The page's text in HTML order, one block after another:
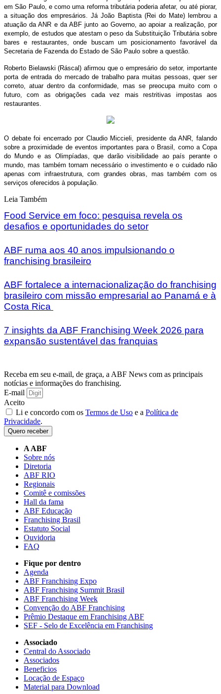
em São Paulo, e como uma reforma tributária poderia afetar, ou até piorar,
a situação dos empresários. Já João Baptista (Rei do Mate) lembrou a
atuação da ANR e da ABF junto ao Governo, ao apoiar a realização, por
exemplo, de estudos que atestam o peso da Substituição Tributária sobre
bares e restaurantes, onde buscam um posicionamento favorável da
Secretaria de Fazenda do Estado de São Paulo sobre a questão.
Roberto Bielawski (Ráscal) afirmou que o empresário do setor, importante
porta de entrada do mercado de trabalho para muitas pessoas, quer ser
correto, atuar dentro da conformidade, mas se preocupa muito com o
futuro, com as obrigações cada vez mais restritivas impostas aos
restaurantes.
O debate foi encerrado por Claudio Miccieli, presidente da ANR, falando
sobre a proximidade de eventos importantes para o Brasil, como a Copa
do Mundo e as Olimpíadas, que darão visibilidade ao país perante o
mundo, mas também tornam necessário o investimento e o cuidado não
apenas com infraestrutura, com grandes obras, mas também com os
serviços oferecidos à população.
Leia Também
Food Service em foco: pesquisa revela os
desafios e oportunidades do setor
ABF ruma aos 40 anos impulsionando o
franchising brasileiro
ABF fortalece a internacionalização do franchising
brasileiro com missão empresarial ao Panamá e à
Costa Rica
7 insights da ABF Franchising Week 2026 para
expansão sustentável das franquias
Receba em seu e-mail, de graça, a ABF News com as principais
notícias e informações do franchising.
E-mail
Aceito
Li e concordo com os Termos de Uso e a Política de
Privacidade.
Quero receber
A ABF
Sobre nós
Diretoria
ABF RIO
Regionais
Comitê e comissões
Hall da fama
ABF Educação
Franchising Brasil
Estatuto Social
Ouvidoria
FAQ
Fique por dentro
Agenda
ABF Franchising Expo
ABF Franchising Summit Brasil
ABF Franchising Week
Convenção do ABF Franchising
Prêmio Destaque em Franchising ABF
SEF - Selo de Excelência em Franchising
Associado
Central do Associado
Associados
Beneficios
Locação de Espaço
Material para Download